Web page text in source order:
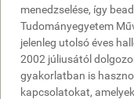
menedzselése, így
Tudományegyetem
jelenleg utolsó éves
2002 júliusától
gyakorlatban is
kapcsolatokat,